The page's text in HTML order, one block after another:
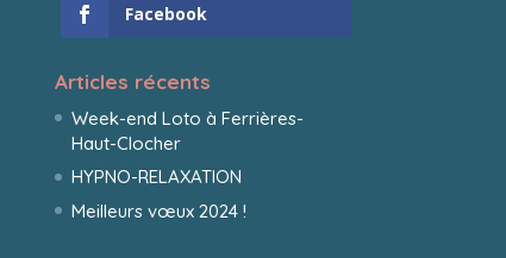
Facebook
Articles récents
Week-end Loto à Ferrières-
Haut-Clocher
HYPNO-RELAXATION
Meilleurs vœux 2024 !